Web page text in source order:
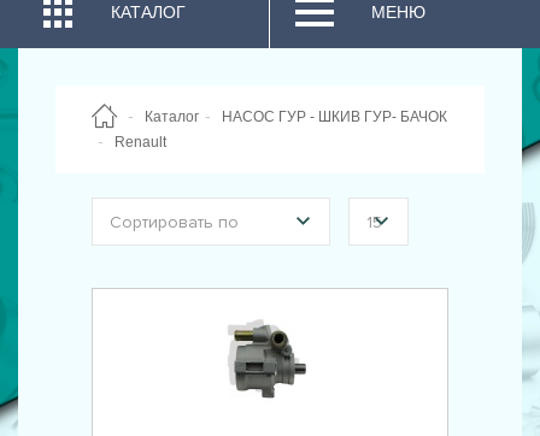
КАТАЛОГ МЕНЮ
Каталог
НАСОС ГУР - ШКИВ ГУР- БАЧОК
Renault
Сортировать по 15